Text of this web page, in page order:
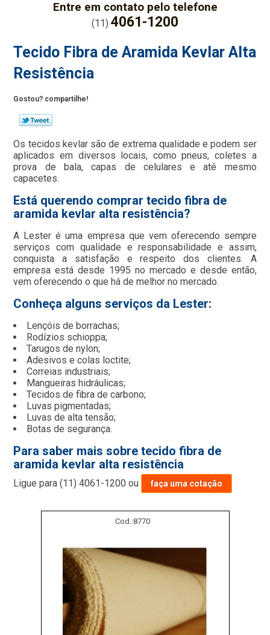
Entre em contato pelo telefone
(11) 4061-1200
Tecido Fibra de Aramida Kevlar Alta
Resistência
Gostou? compartilhe!
Os tecidos kevlar são de extrema qualidade e podem ser
aplicados em diversos locais, como pneus, coletes a
prova de bala, capas de celulares e até mesmo
capacetes.
Está querendo comprar tecido fibra de
aramida kevlar alta resistência?
A Lester é uma empresa que vem oferecendo sempre
serviços com qualidade e responsabilidade e assim,
conquista a satisfação e respeito dos clientes. A
empresa está desde 1995 no mercado e desde então,
vem oferecendo o que há de melhor no mercado.
Conheça alguns serviços da Lester:
Lençóis de borrachas;
Rodízios schioppa;
Tarugos de nylon;
Adesivos e colas loctite;
Correias industriais;
Mangueiras hidráulicas;
Tecidos de fibra de carbono;
Luvas pigmentadas;
Luvas de alta tensão;
Botas de segurança.
Para saber mais sobre tecido fibra de
aramida kevlar alta resistência
Ligue para(11) 4061-1200 ou faça uma cotação
Cod.:8770